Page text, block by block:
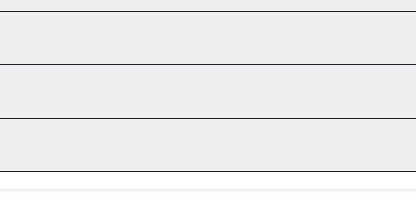
هستند که با توجه به میزان کیفیت، سوددهی متفاوتی
خود را منتشر کنند.
و تخصص در این شغل، به ندرت تاثیر مثبتی در حقوق